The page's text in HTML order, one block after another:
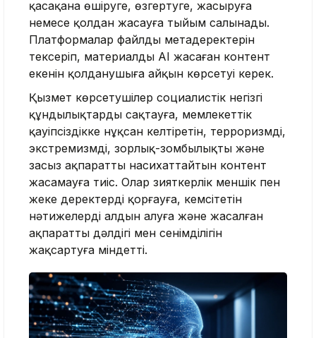
қасақана өшіруге, өзгертуге, жасыруға
немесе қолдан жасауға тыйым салынады.
Платформалар файлдың метадеректерін
тексеріп, материалдың AI жасаған контент
екенін қолданушыға айқын көрсетуі керек.
Қызмет көрсетушілер социалистік негізгі
құндылықтарды сақтауға, мемлекеттік
қауіпсіздікке нұқсан келтіретін, терроризмді,
экстремизмді, зорлық-зомбылықты және
заңсыз ақпаратты насихаттайтын контент
жасамауға тиіс. Олар зияткерлік меншік пен
жеке деректерді қорғауға, кемсітетін
нәтижелердің алдын алуға және жасалған
ақпараттың дәлдігі мен сенімділігін
жақсартуға міндетті.